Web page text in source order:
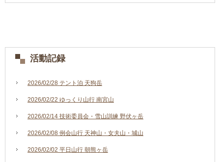
活動記録
2026/02/28 テント泊 天狗岳
2026/02/22 ゆっくり山行 南宮山
2026/02/14 技術委員会・雪山訓練 野伏ヶ岳
2026/02/08 例会山行 天神山・女夫山・城山
2026/02/02 平日山行 朝熊ヶ岳